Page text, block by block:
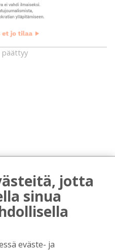
päättyy
kuvauksissa käy
kuvista, miltä
keskustassa
jotta
sinua
eväste- ja